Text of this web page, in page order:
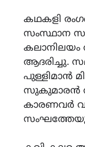
കഥകളി
സംസ്ഥാന
ആദരിച്ചു.
പുള്ളിമാൻ
സുകുമാരൻ
കാരണവർ